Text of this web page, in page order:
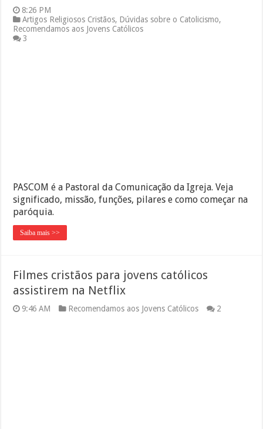
8:26 PM
Artigos Religiosos Cristãos, Dúvidas sobre o Catolicismo,
Recomendamos aos Jovens Católicos
3
PASCOM é a Pastoral da Comunicação da Igreja. Veja
significado, missão, funções, pilares e como começar na
paróquia.
Saiba mais >>
Filmes cristãos para jovens católicos
assistirem na Netflix
9:46 AM Recomendamos aos Jovens Católicos 2